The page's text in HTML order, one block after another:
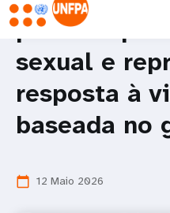
parceria
sexual e
resposta à
baseada no